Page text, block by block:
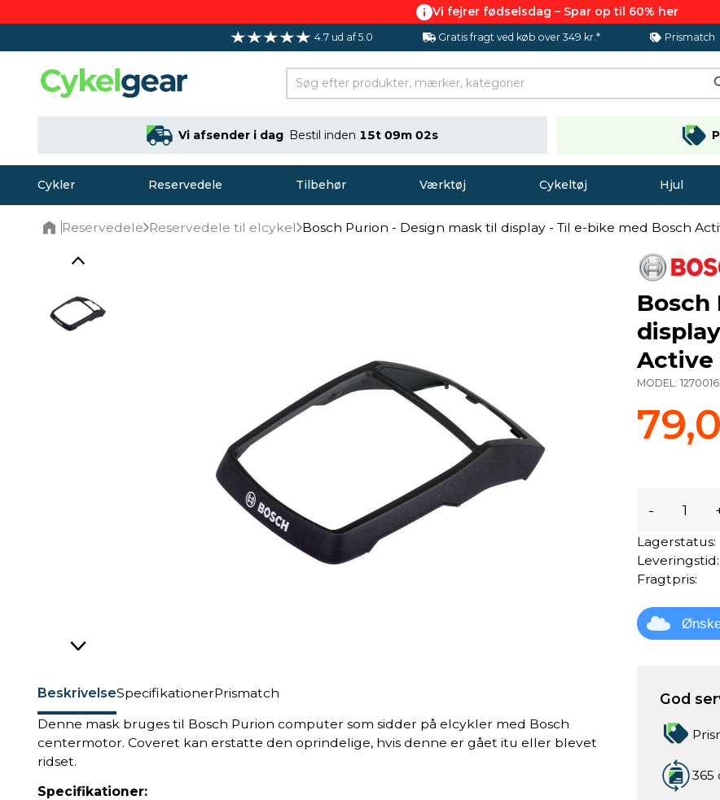
Vi fejrer fødselsdag – Spar op til 60% her
4.7 ud af 5.0 Gratis fragt ved køb over 349 kr.* Prismatch
Vi afsender i dag Bestil inden 15t 09m 01s
Cykler Reservedele Tilbehør Værktøj Cykeltøj Hjul
Reservedele Reservedele til elcykel Bosch Purion - Design mask til display - Til e-bike med Bosch
BeskrivelseSpecifikationerPrismatch
Denne mask bruges til Bosch Purion computer som sidder på elcykler med Bosch
centermotor. Coveret kan erstatte den oprindelige, hvis denne er gået itu eller blevet
ridset.
Specifikationer:
Bosch
Active
MODEL:
-
Lagerstatus:
Leveringstid:
Fragtpris:
God